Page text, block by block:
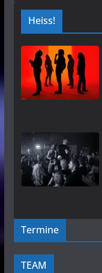
Heiss!
Termine
TEAM